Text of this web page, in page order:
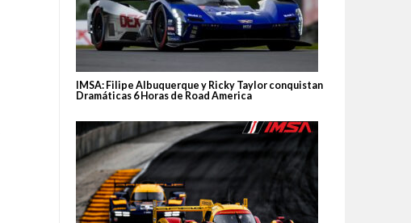
IMSA: Filipe Albuquerque y Ricky Taylor conquistan
Dramáticas 6 Horas de Road America